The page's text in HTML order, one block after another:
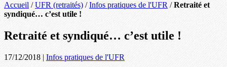
Accueil /UFR (retraités) /Infos pratiques de l'UFR /Retraité et
syndiqué… c’est utile !
Retraité et syndiqué… c’est utile !
17/12/2018 | Infos pratiques de l'UFR